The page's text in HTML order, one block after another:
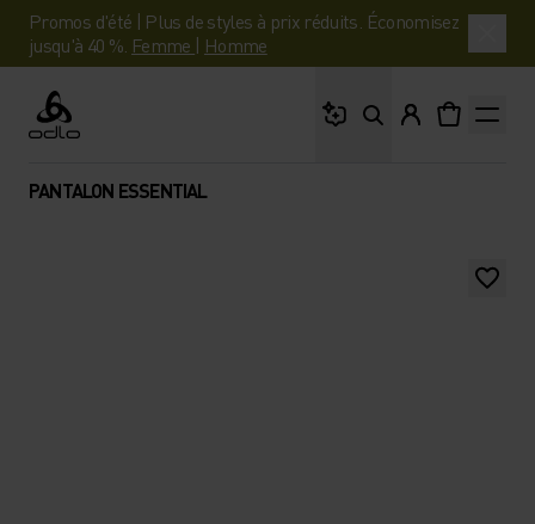
Promos d'été | Plus de styles à prix réduits. Économisez
jusqu'à 40 %. Femme | Homme
Odlo
PANTALON ESSENTIAL